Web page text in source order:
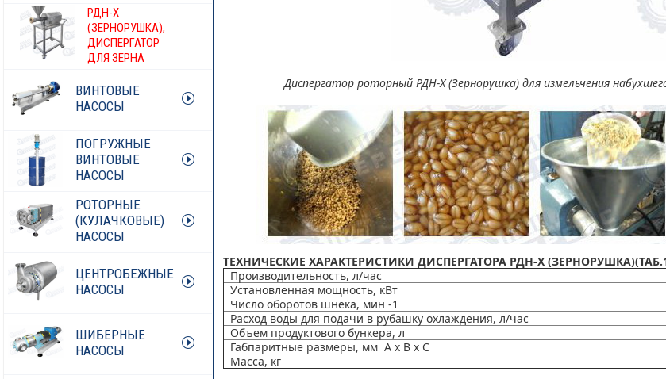
РДН-Х
(ЗЕРНОРУШКА),
ДИСПЕРГАТОР
ДЛЯ ЗЕРНА
ВИНТОВЫЕ
НАСОСЫ
ПОГРУЖНЫЕ
ВИНТОВЫЕ
НАСОСЫ
РОТОРНЫЕ
(КУЛАЧКОВЫЕ)
НАСОСЫ
ЦЕНТРОБЕЖНЫЕ
НАСОСЫ
ШИБЕРНЫЕ
НАСОСЫ
Диспергатор роторный РДН-Х (Зернорушка) для измельчения
ТЕХНИЧЕСКИЕ ХАРАКТЕРИСТИКИ ДИСПЕРГАТОРА РДН-Х
Производительность, л/час
Установленная мощность, кВт
Число оборотов шнека, мин -1
Расход воды для подачи в рубашку охлаждения, л/час
Объем продуктового бункера, л
Габпаритные размеры, мм А х В х С
Масса, кг